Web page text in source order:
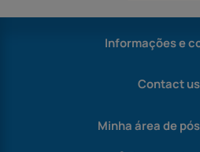
Informações e
Contact us
Minha área de